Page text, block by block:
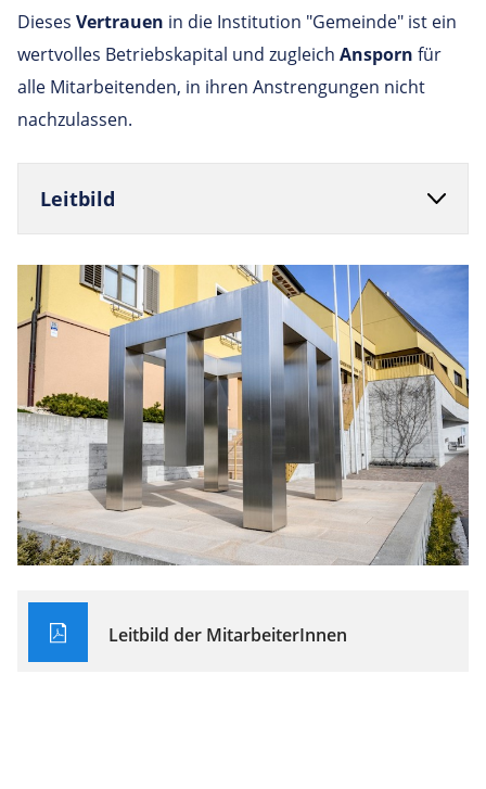
Dieses Vertrauen in die Institution "Gemeinde" ist ein
wertvolles Betriebskapital und zugleich Ansporn für
alle Mitarbeitenden, in ihren Anstrengungen nicht
nachzulassen.
Leit­bild
Leitbild der MitarbeiterInnen